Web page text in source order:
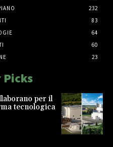
232
83
64
60
23
per il
tecnologica